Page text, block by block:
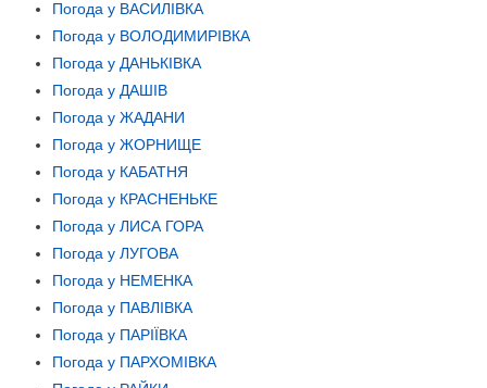
Погода у ВАСИЛІВКА
Погода у ВОЛОДИМИРІВКА
Погода у ДАНЬКІВКА
Погода у ДАШІВ
Погода у ЖАДАНИ
Погода у ЖОРНИЩЕ
Погода у КАБАТНЯ
Погода у КРАСНЕНЬКЕ
Погода у ЛИСА ГОРА
Погода у ЛУГОВА
Погода у НЕМЕНКА
Погода у ПАВЛІВКА
Погода у ПАРІЇВКА
Погода у ПАРХОМІВКА